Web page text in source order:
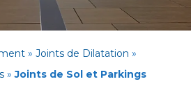
» Joints de Dilatation »
»Joints de Sol et Parkings